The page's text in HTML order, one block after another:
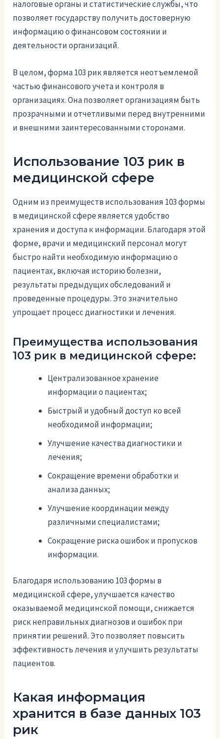
налоговые органы и статистические службы, что
позволяет государству получить достоверную
информацию о финансовом состоянии и
деятельности организаций.
В целом, форма 103 рик является неотъемлемой
частью финансового учета и контроля в
организациях. Она позволяет организациям быть
прозрачными и отчетливыми перед внутренними
и внешними заинтересованными сторонами.
Использование 103 рик в
медицинской сфере
Одним из преимуществ использования 103 формы
в медицинской сфере является удобство
хранения и доступа к информации. Благодаря этой
форме, врачи и медицинский персонал могут
быстро найти необходимую информацию о
пациентах, включая историю болезни,
результаты предыдущих обследований и
проведенные процедуры. Это значительно
упрощает процесс диагностики и лечения.
Преимущества использования
103 рик в медицинской сфере:
Централизованное хранение
информации о пациентах;
Быстрый и удобный доступ ко всей
необходимой информации;
Улучшение качества диагностики и
лечения;
Сокращение времени обработки и
анализа данных;
Улучшение координации между
различными специалистами;
Сокращение риска ошибок и пропусков
информации.
Благодаря использованию 103 формы в
медицинской сфере, улучшается качество
оказываемой медицинской помощи, снижается
риск неправильных диагнозов и ошибок при
принятии решений. Это позволяет повысить
эффективность лечения и улучшить результаты
пациентов.
Какая информация
хранится в базе данных 103
рик